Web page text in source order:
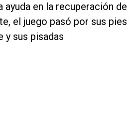
ayuda en la recuperación de
el juego pasó por sus pies
y sus pisadas